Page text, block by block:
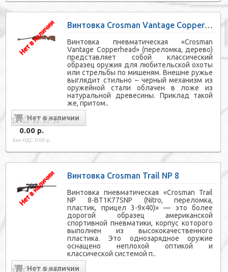
Винтовка Crosman Vantage Copperhead
Винтовка пневматическая «Crosman
Vantage Copperhead» (переломка, дерево)
представляет собой классический
образец оружия для любительской охоты
или стрельбы по мишеням. Внешне ружье
выглядит стильно – черный механизм из
оружейной стали облачен в ложе из
натуральной древесины. Приклад такой
же, притом..
0.00 р.
Без НДС: 0.00 р.
Винтовка Crosman Trail NP 8
Винтовка пневматическая «Crosman Trail
NР 8-ВТ1К77SNР (Nitro, переломка,
пластик, прицел 3-9х40)» — это более
дорогой образец американской
спортивной пневматики, корпус которого
выполнен из высококачественного
пластика. Это однозарядное оружие
оснащено неплохой оптикой и
классической системой п..